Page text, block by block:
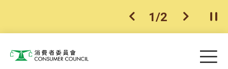
上一個
1/2 下一個開
消費者委員會 目